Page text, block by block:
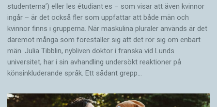
studenterna’) eller les étudiant·es – som visar att även kvinnor
ingår – är det också fler som uppfattar att både män och
kvinnor finns i grupperna. När maskulina pluraler används är det
där­emot många som föreställer sig att det rör sig om enbart
män. Julia Tibblin, nybliven doktor i franska vid Lunds
universitet, har i sin avhandling undersökt reaktioner på
könsinkluderande språk. Ett sådant grepp…